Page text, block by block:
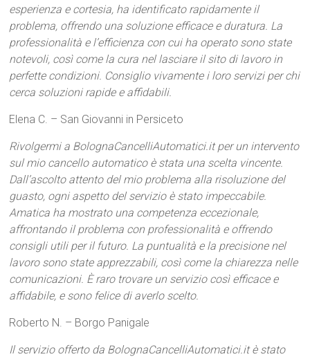
esperienza e cortesia, ha identificato rapidamente il
problema, offrendo una soluzione efficace e duratura. La
professionalità e l’efficienza con cui ha operato sono state
notevoli, così come la cura nel lasciare il sito di lavoro in
perfette condizioni. Consiglio vivamente i loro servizi per chi
cerca soluzioni rapide e affidabili.
Elena C. – San Giovanni in Persiceto
Rivolgermi a BolognaCancelliAutomatici.it per un intervento
sul mio cancello automatico è stata una scelta vincente.
Dall’ascolto attento del mio problema alla risoluzione del
guasto, ogni aspetto del servizio è stato impeccabile.
Amatica ha mostrato una competenza eccezionale,
affrontando il problema con professionalità e offrendo
consigli utili per il futuro. La puntualità e la precisione nel
lavoro sono state apprezzabili, così come la chiarezza nelle
comunicazioni. È raro trovare un servizio così efficace e
affidabile, e sono felice di averlo scelto.
Roberto N. – Borgo Panigale
Il servizio offerto da BolognaCancelliAutomatici.it è stato